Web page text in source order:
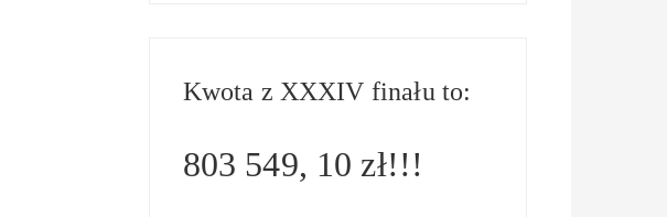
Kwota z XXXIV finału to:
803 549, 10 zł!!!